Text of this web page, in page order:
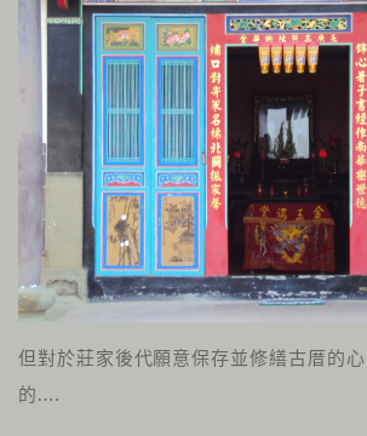
但對於莊家後代願意保存並修繕古厝的
的….